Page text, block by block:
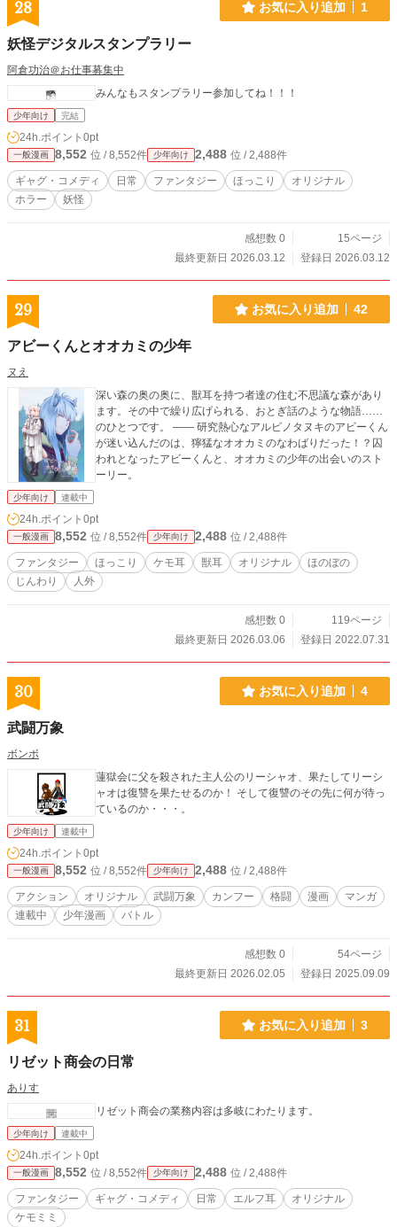
28 お気に入り追加 1
妖怪デジタルスタンプラリー
阿倉功治＠お仕事募集中
みんなもスタンプラリー参加してね！！！
少年向け 完結
24h.ポイント 0pt
一般漫画 8,552 位 / 8,552件 少年向け 2,488 位 / 2,488件
ギャグ・コメディ 日常 ファンタジー ほっこり
オリジナル
ホラー
妖怪
感想数 0
15ページ
最終更新日 2026.03.12
登録日 2026.03.12
29 お気に入り追加 42
アビーくんとオオカミの少年
ヌえ
深い森の奥の奥に、獣耳を持つ者達の住む不思議な森があり
ます。その中で繰り広げられる、おとぎ話のような物語……
のひとつです。 —— 研究熱心なアルビノタヌキのアビーくん
が迷い込んだのは、獰猛なオオカミのなわばりだった！？囚
われとなったアビーくんと、オオカミの少年の出会いのスト
ーリー。
少年向け 連載中
24h.ポイント 0pt
一般漫画 8,552 位 / 8,552件 少年向け 2,488 位 / 2,488件
ファンタジー ほっこり ケモ耳 獣耳 オリジナル
ほのぼの
じんわり
人外
感想数 0
119ページ
最終更新日 2026.03.06
登録日 2022.07.31
30 お気に入り追加 4
武闘万象
ボンボ
蓮獄会に父を殺された主人公のリーシャオ、果たしてリーシ
ャオは復讐を果たせるのか！ そして復讐のその先に何が待っ
ているのか・・・。
少年向け 連載中
24h.ポイント 0pt
一般漫画 8,552 位 / 8,552件 少年向け 2,488 位 / 2,488件
アクション オリジナル 武闘万象 カンフー 格闘 漫画
マンガ
連載中
少年漫画 バトル
感想数 0
54ページ
最終更新日 2026.02.05
登録日 2025.09.09
31 お気に入り追加 3
リゼット商会の日常
ありす
リゼット商会の業務内容は多岐にわたります。
少年向け 連載中
24h.ポイント 0pt
一般漫画 8,552 位 / 8,552件 少年向け 2,488 位 / 2,488件
ファンタジー ギャグ・コメディ 日常 エルフ耳
オリジナル
ケモミミ